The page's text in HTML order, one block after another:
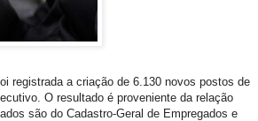
registrada a criação de 6.130 novos postos de
O resultado é proveniente da relação
são do Cadastro-Geral de Empregados e